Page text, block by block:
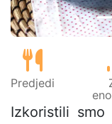
Predjedi
Izkoristili smo